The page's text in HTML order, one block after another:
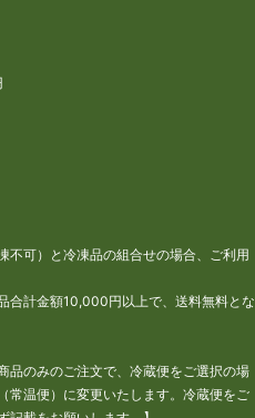
不可）と冷凍品の組合せの場合、ご利用
合計金額10,000円以上で、送料無料とな
品のみのご注文で、冷蔵便をご選択の場
常温便）に変更いたします。冷蔵便をご